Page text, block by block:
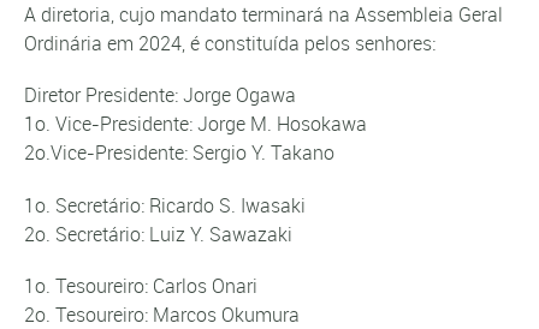
A diretoria, cujo mandato terminará na Assembleia Geral
Ordinária em 2024, é constituída pelos senhores:
Diretor Presidente: Jorge Ogawa
1o. Vice-Presidente: Jorge M. Hosokawa
2o.Vice-Presidente: Sergio Y. Takano
1o. Secretário: Ricardo S. Iwasaki
2o. Secretário: Luiz Y. Sawazaki
1o. Tesoureiro: Carlos Onari
2o. Tesoureiro: Marcos Okumura